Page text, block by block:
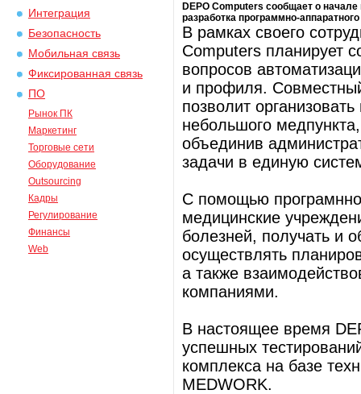
Интеграция
Безопасность
Мобильная связь
Фиксированная связь
ПО
Рынок ПК
Маркетинг
Торговые сети
Оборудование
Outsourcing
Кадры
Регулирование
Финансы
Web
DEPO Computers сообщает о
разработка программно-
В рамках своего
Computers планирует
вопросов
и профиля.
позволит
небольшого
объединив
задачи в единую
С помощью
медицинские
болезней, получать и
осуществлять
а также
компаниями.
В настоящее время
успешных
комплекса на базе
MEDWORK.